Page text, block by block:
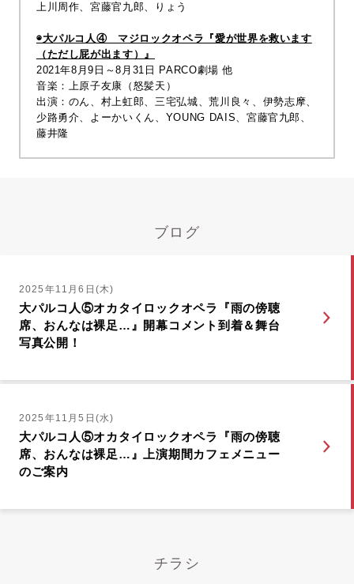
上川周作、宮藤官九郎、 りょう
◉大パルコ人④ マジロックオペラ『愛が世界を救います
（ただし屁が出ます）』
2021年8月9日～8月31日 PARCO劇場 他
音楽：上原子友康（怒髪天）
出演： のん 、 村上虹郎、三宅弘城、荒川良々 、 伊勢志摩、
少路勇介、 よーかいくん 、 YOUNG DAIS、 宮藤官九郎、
藤井隆
ブログ
2025年11月6日(木)
大パルコ人⑤オカタイロックオペラ『雨の傍聴
席、おんなは裸足…』開幕コメント到着＆舞台
写真公開！
2025年11月5日(水)
大パルコ人⑤オカタイロックオペラ『雨の傍聴
席、おんなは裸足…』上演期間カフェメニュー
のご案内
チラシ